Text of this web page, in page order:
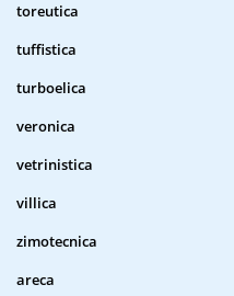
toreutica
tuffistica
turboelica
veronica
vetrinistica
villica
zimotecnica
areca